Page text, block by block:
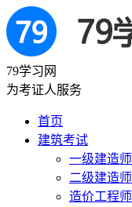
79学习网
为考证人服务
首页
建筑考试
一级建造师
二级建造师
造价工程师